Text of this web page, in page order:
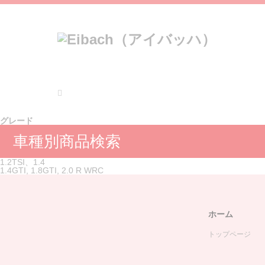
グレード
車種別商品検索
1.2TSI、1.4
1.4GTI, 1.8GTI, 2.0 R WRC
ホーム
トップページ